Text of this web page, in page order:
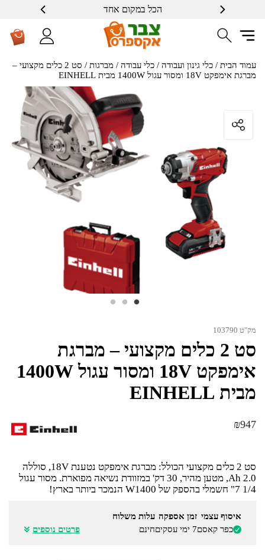
הכל במקום אחד
עמוד הבית / כלי גינון ועבודה / כלי עבודה / מברגות
/ סט 2 כלים מקצועי –
מברגת אימפקט 18V ומסור עגול 1400W מבית EINHELL
מק"ט 103790
סט 2 כלים מקצועי – מברגת
אימפקט 18V ומסור עגול 1400W
מבית EINHELL
₪947
סט 2 כלים מקצועי הכולל: מברגת אימפקט נטענת 18V, סוללה
Ah 2.0, מטען מהיר, 30 דק' במזוודת נשיאה מפוארת. מסור עגול
1/4 7" חשמלי בהספק של W1400 הנמכר ביותר בארץ!
איסוף עצמי
כפר קאסם
זמן אספקה
7 ימי עסקים
עלות משלוח
חינם
פרטים נוספים